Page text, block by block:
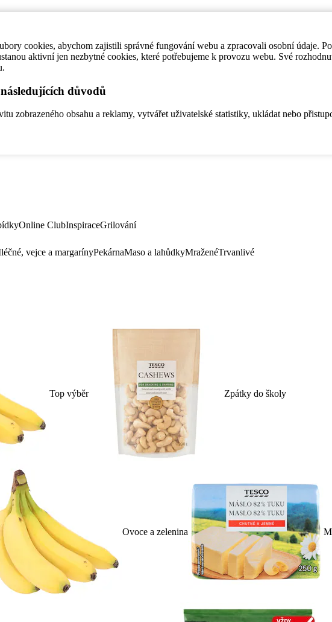
cookies, abychom zajistili správné fungování webu a zpracovali osobní údaje.
aktivní jen nezbytné cookies, které potřebujeme k provozu webu. Své
důvodů
zobrazeného obsahu a reklamy, vytvářet uživatelské statistiky, ukládat nebo
Online ClubInspiraceGrilování
vejce a margarínyPekárnaMaso a lahůdkyMraženéTrvanlivé
Top výběr Zpátky do školy
Ovoce a zelenina